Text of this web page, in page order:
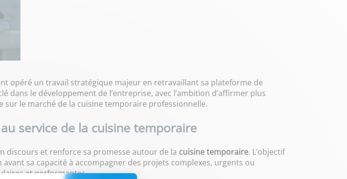
opéré un travail stratégique majeur en retravaillant sa plateforme de
le développement de l’entreprise, avec l’ambition d’affirmer plus
le marché de la cuisine temporaire professionnelle.
service de la cuisine temporaire
discours et renforce sa promesse autour de la cuisine temporaire. L’objectif
sa capacité à accompagner des projets complexes, urgents ou
et performantes.